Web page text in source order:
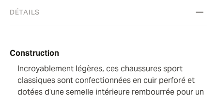
DÉTAILS
Construction
Incroyablement légères, ces chaussures sport
classiques sont confectionnées en cuir perforé et
dotées d’une semelle intérieure rembourrée pour un